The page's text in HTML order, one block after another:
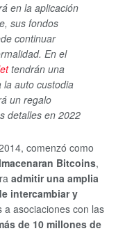
en la aplicación
sus fondos
continuar
En el
tendrán una
la auto custodia
un regalo
detalles en 2022
comenzó como
Bitcoins,
admitir una amplia
intercambiar y
a asociaciones con las
de 10 millones de